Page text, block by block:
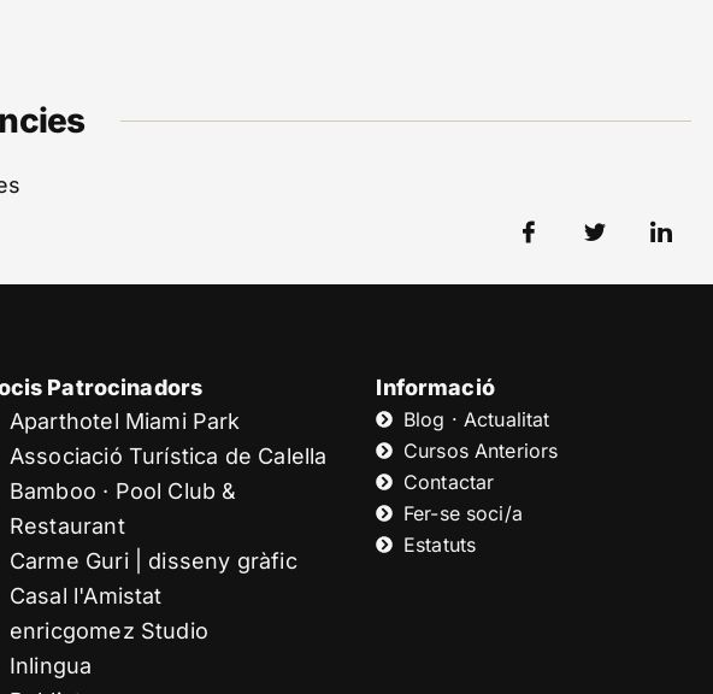
Patrocinadors
Aparthotel Miami Park
Associació Turística de Calella
Bamboo · Pool Club &
Restaurant
Carme Guri | disseny gràfic
Casal l'Amistat
enricgomez Studio
Inlingua
Informació
Blog · Actualitat
Cursos Anteriors
Contactar
Fer-se soci/a
Estatuts